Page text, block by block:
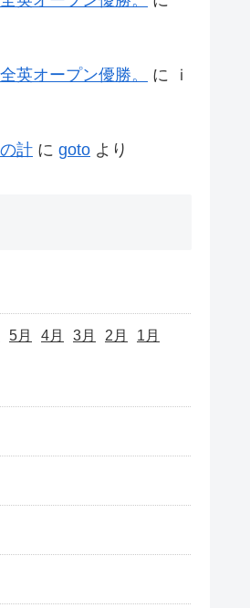
英オープン優勝。 に
ｉ
計 に goto より
5月 4月 3月 2月 1月